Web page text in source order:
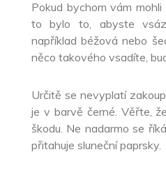
Pokud bychom vám
to bylo to, abyste
například béžová nebo
něco takového vsadíte,
Určitě se nevyplatí
je v barvě černé. Věřte,
škodu. Ne nadarmo se
přitahuje sluneční paprsky.